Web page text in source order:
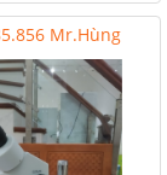
Mr.Hùng